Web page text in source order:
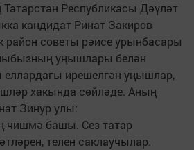
Татарстан Республикасы Дәүләт
кандидат Ринат Закиров
район советы рәисе урынбасары
уңышлары белән
ирешелгән уңышлар,
хакында сөйләде. Аның
Зинур улы:
чишмә башы. Сез татар
телен саклаучылар.